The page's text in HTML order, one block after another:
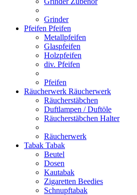
Grinder
Pfeifen Pfeifen
Metallpfeifen
Glaspfeifen
Holzpfeifen
div. Pfeifen
Pfeifen
Räucherwerk Räucherwerk
Räucherstäbchen
Duftlampen / Duftöle
Räucherstäbchen Halter
Räucherwerk
Tabak Tabak
Beutel
Dosen
Kautabak
Zigaretten Beedies
Schnupftabak